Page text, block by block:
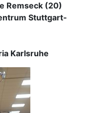
Remseck (20)
Stuttgart-
Karlsruhe